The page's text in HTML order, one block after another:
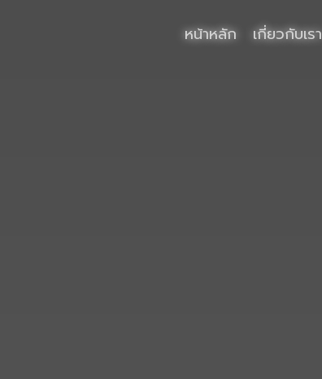
หน้าหลัก เกี่ยวกับเรา